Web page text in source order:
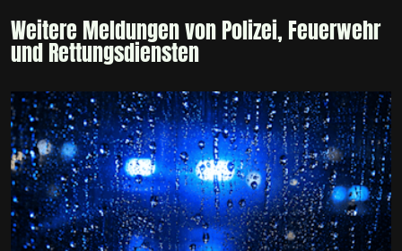
Weitere Meldungen von Polizei, Feuerwehr
und Rettungsdiensten